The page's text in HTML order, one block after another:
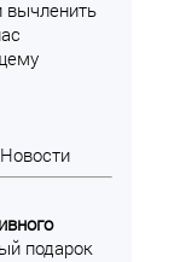
вычленить
Новости
подарок